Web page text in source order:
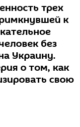
трех
к
без
Украину.
о том, как
свою